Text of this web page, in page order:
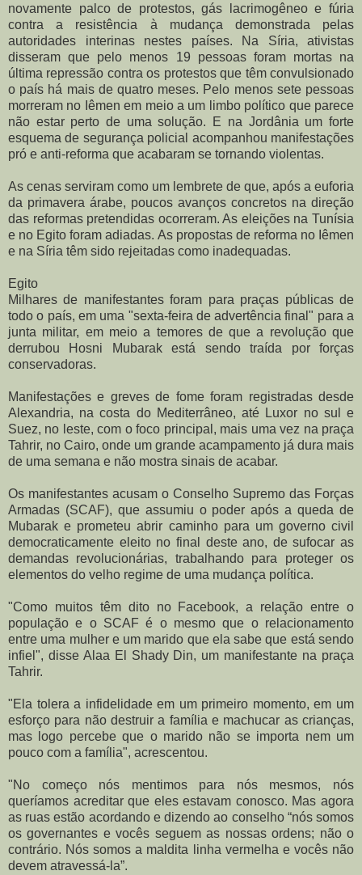
novamente palco de protestos, gás lacrimogêneo e fúria
contra a resistência à mudança demonstrada pelas
autoridades interinas nestes países. Na Síria, ativistas
disseram que pelo menos 19 pessoas foram mortas na
última repressão contra os protestos que têm convulsionado
o país há mais de quatro meses. Pelo menos sete pessoas
morreram no Iêmen em meio a um limbo político que parece
não estar perto de uma solução. E na Jordânia um forte
esquema de segurança policial acompanhou manifestações
pró e anti-reforma que acabaram se tornando violentas.
As cenas serviram como um lembrete de que, após a euforia
da primavera árabe, poucos avanços concretos na direção
das reformas pretendidas ocorreram. As eleições na Tunísia
e no Egito foram adiadas. As propostas de reforma no Iêmen
e na Síria têm sido rejeitadas como inadequadas.
Egito
Milhares de manifestantes foram para praças públicas de
todo o país, em uma "sexta-feira de advertência final" para a
junta militar, em meio a temores de que a revolução que
derrubou Hosni Mubarak está sendo traída por forças
conservadoras.
Manifestações e greves de fome foram registradas desde
Alexandria, na costa do Mediterrâneo, até Luxor no sul e
Suez, no leste, com o foco principal, mais uma vez na praça
Tahrir, no Cairo, onde um grande acampamento já dura mais
de uma semana e não mostra sinais de acabar.
Os manifestantes acusam o Conselho Supremo das Forças
Armadas (SCAF), que assumiu o poder após a queda de
Mubarak e prometeu abrir caminho para um governo civil
democraticamente eleito no final deste ano, de sufocar as
demandas revolucionárias, trabalhando para proteger os
elementos do velho regime de uma mudança política.
"Como muitos têm dito no Facebook, a relação entre o
população e o SCAF é o mesmo que o relacionamento
entre uma mulher e um marido que ela sabe que está sendo
infiel", disse Alaa El Shady Din, um manifestante na praça
Tahrir.
"Ela tolera a infidelidade em um primeiro momento, em um
esforço para não destruir a família e machucar as crianças,
mas logo percebe que o marido não se importa nem um
pouco com a família", acrescentou.
"No começo nós mentimos para nós mesmos, nós
queríamos acreditar que eles estavam conosco. Mas agora
as ruas estão acordando e dizendo ao conselho “nós somos
os governantes e vocês seguem as nossas ordens; não o
contrário. Nós somos a maldita linha vermelha e vocês não
devem atravessá-la”.